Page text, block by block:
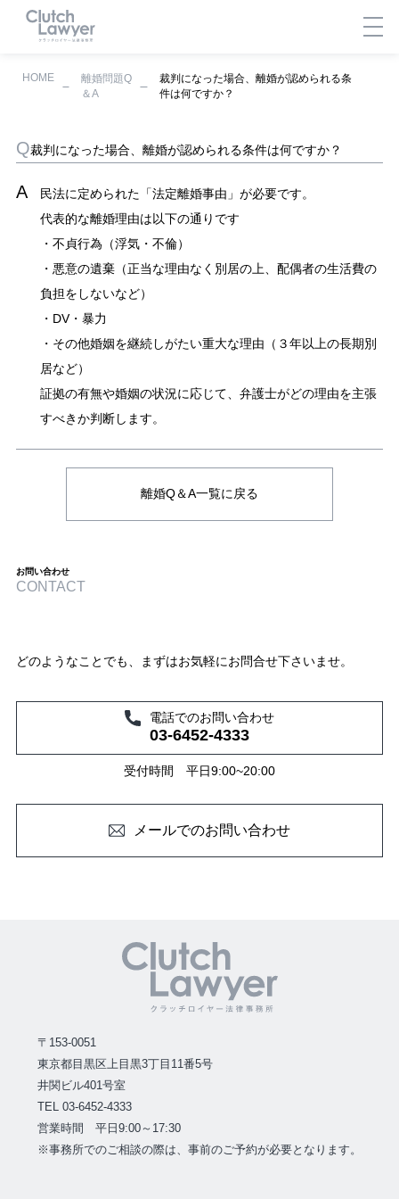
HOME
離婚問題Q
＆A
裁判になった場合、離婚が認められる条
件は何ですか？
裁判になった場合、離婚が認められる条件は何ですか？
民法に定められた「法定離婚事由」が必要です。
代表的な離婚理由は以下の通りです
・不貞行為（浮気・不倫）
・悪意の遺棄（正当な理由なく別居の上、配偶者の生活費の
負担をしないなど）
・DV・暴力
・その他婚姻を継続しがたい重大な理由（３年以上の長期別
居など）
証拠の有無や婚姻の状況に応じて、弁護士がどの理由を主張
すべきか判断します。
離婚Q＆A一覧に戻る
お問い合わせ
CONTACT
どのようなことでも、まずはお気軽にお問合せ下さいませ。
電話でのお問い合わせ
03-6452-4333
受付時間 平日9:00~20:00
メールでのお問い合わせ
〒153-0051
東京都目黒区上目黒3丁目11番5号
井関ビル401号室
TEL 03-6452-4333
営業時間 平日9:00～17:30
※事務所でのご相談の際は、事前のご予約が必要となります。